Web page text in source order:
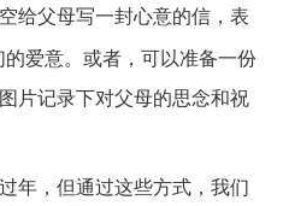
给父母写一封心意的信，表
爱意。或者，可以准备一份
片记录下对父母的思念和祝
年，但通过这些方式，我们